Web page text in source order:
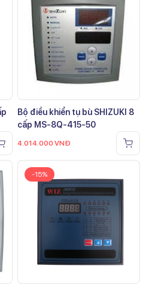
Bộ điều khiển tụ bù SHIZUKI 8
cấp MS-8Q-415-50
4.014.000 VNĐ
-15%